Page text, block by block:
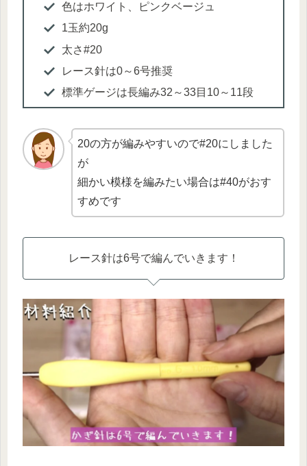
色はホワイト、ピンクベージュ
1玉約20g
太さ#20
レース針は0～6号推奨
標準ゲージは長編み32～33目10～11段
20の方が編みやすいので#20にしました
が
細かい模様を編みたい場合は#40がおす
すめです
レース針は6号で編んでいきます！